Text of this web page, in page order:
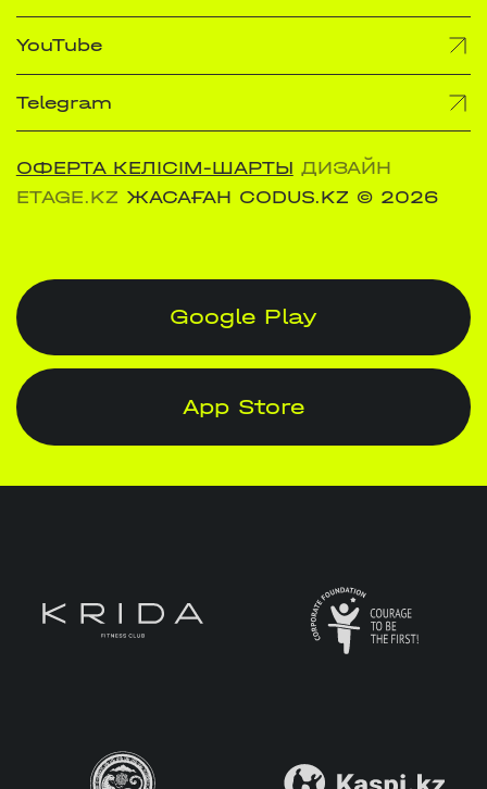
YouTube
Telegram
ОФЕРТА КЕЛІСІМ-ШАРТЫ ДИЗАЙН
ETAGE.KZ ЖАСАҒАН CODUS.KZ © 2026
Google Play
App Store